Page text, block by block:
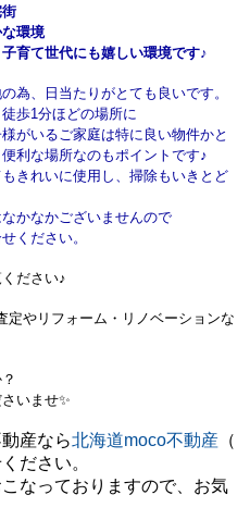
環境
育て世代にも嬉しい環境です♪
為、
日当たりがとても良いです。
歩1分ほどの場所に
がいるご家庭は特に良い物件かと
利な場所なのもポイントです♪
きれいに使用し、掃除もいきとど
かなかございませんので
ください。
ださい♪
定やリフォーム・リノベーションな
いませ✨
産なら北海道moco不動産（
ださい。
こなっておりますので、 お気